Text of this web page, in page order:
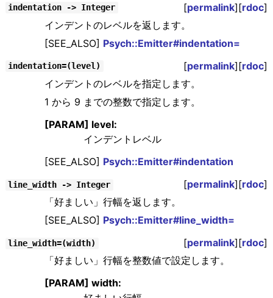
indentation -> Integer [permalink][rdoc]
インデントのレベルを返します。
[SEE_ALSO] Psych::Emitter#indentation=
indentation=(level) [permalink][rdoc]
インデントのレベルを指定します。
1 から 9 までの整数で指定します。
[PARAM] level:
インデントレベル
[SEE_ALSO] Psych::Emitter#indentation
line_width -> Integer [permalink][rdoc]
「好ましい」行幅を返します。
[SEE_ALSO] Psych::Emitter#line_width=
line_width=(width) [permalink][rdoc]
「好ましい」行幅を整数値で設定します。
[PARAM] width: